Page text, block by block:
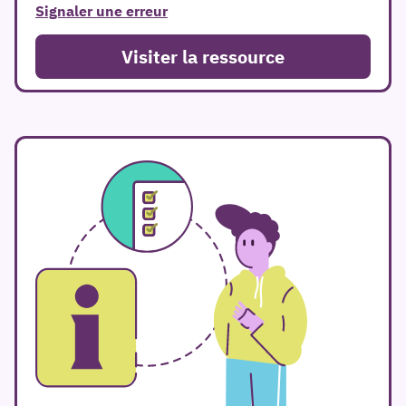
Signaler une erreur
Visiter la ressource